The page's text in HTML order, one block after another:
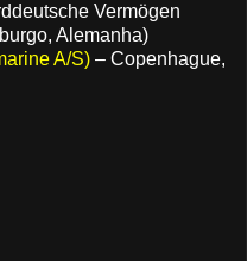
Vermögen
Alemanha)
A/S) – Copenhague,